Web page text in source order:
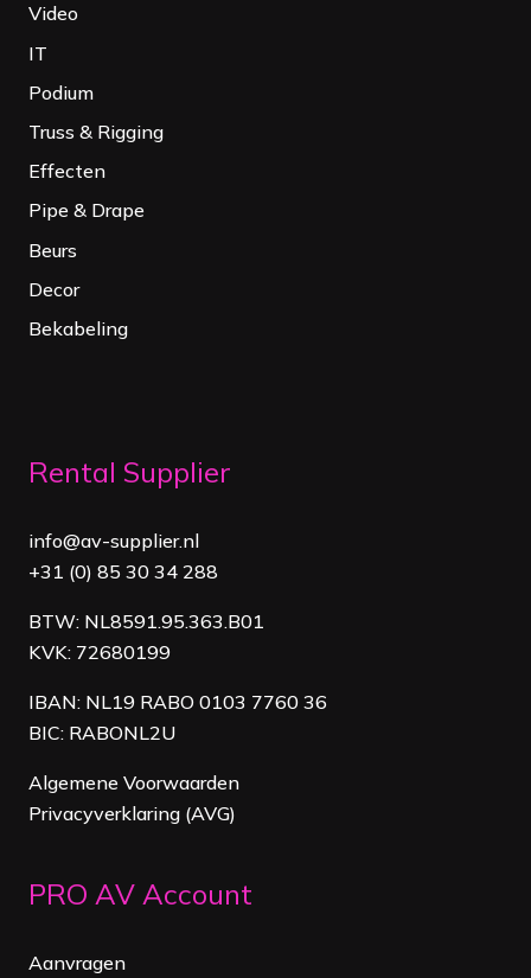
Video
IT
Podium
Truss & Rigging
Effecten
Pipe & Drape
Beurs
Decor
Bekabeling
Rental Supplier
info@av-supplier.nl
+31 (0) 85 30 34 288
BTW: NL8591.95.363.B01
KVK: 72680199
IBAN: NL19 RABO 0103 7760 36
BIC: RABONL2U
Algemene Voorwaarden
Privacyverklaring (AVG)
PRO AV Account
Aanvragen